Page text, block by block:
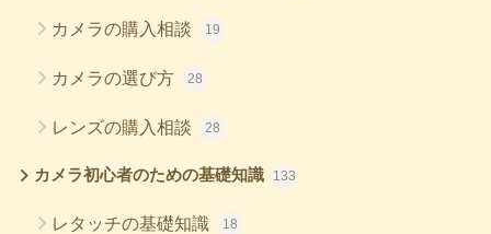
カメラの購入相談 19
カメラの選び方 28
レンズの購入相談 28
カメラ初心者のための基礎知識 133
レタッチの基礎知識 18